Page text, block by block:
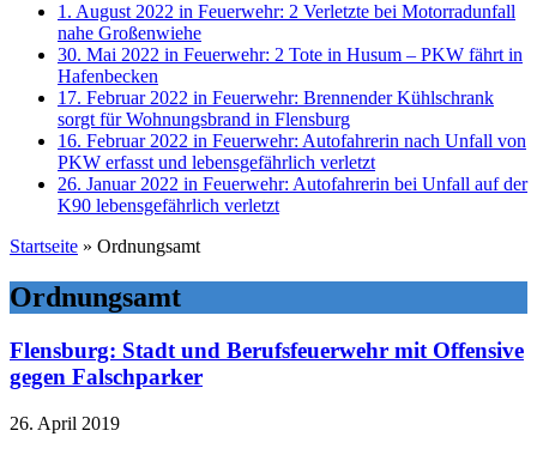
1. August 2022 in Feuerwehr: 2 Verletzte bei Motorradunfall
nahe Großenwiehe
30. Mai 2022 in Feuerwehr: 2 Tote in Husum – PKW fährt in
Hafenbecken
17. Februar 2022 in Feuerwehr: Brennender Kühlschrank
sorgt für Wohnungsbrand in Flensburg
16. Februar 2022 in Feuerwehr: Autofahrerin nach Unfall von
PKW erfasst und lebensgefährlich verletzt
26. Januar 2022 in Feuerwehr: Autofahrerin bei Unfall auf der
K90 lebensgefährlich verletzt
Startseite » Ordnungsamt
Ordnungsamt
Flensburg: Stadt und Berufsfeuerwehr mit Offensive
gegen Falschparker
26. April 2019